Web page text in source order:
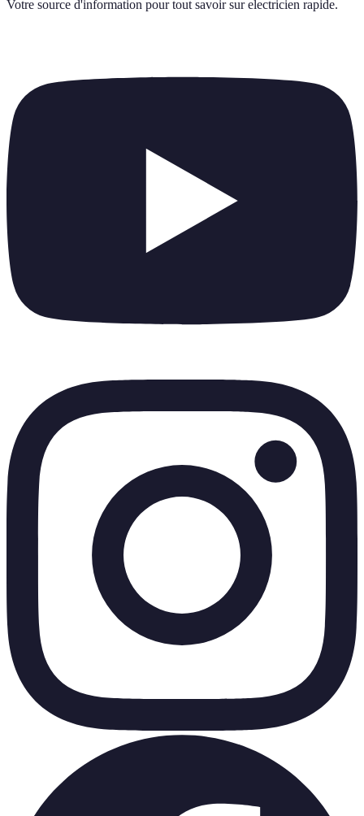
Votre source d'information pour tout savoir sur electricien rapide.